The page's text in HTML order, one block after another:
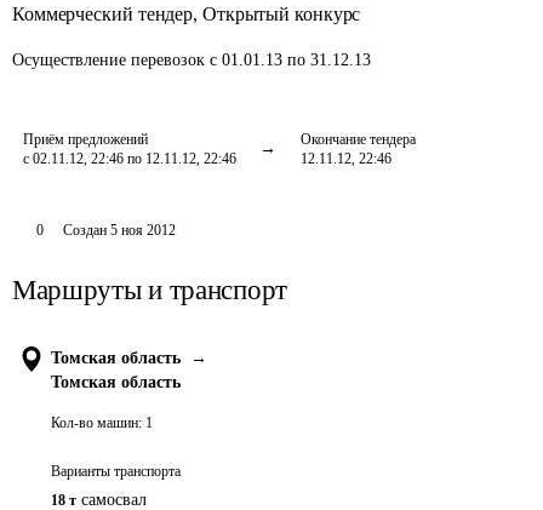
Коммерческий тендер, Открытый конкурс
Осуществление перевозок с 01.01.13 по 31.12.13
Приём предложений
с 02.11.12, 22:46 по 12.11.12, 22:46
Окончание тендера
12.11.12, 22:46
0 Создан 5 ноя 2012
Маршруты и транспорт
Томская область
→
Томская область
Кол-во машин: 1
Варианты транспорта
18 т самосвал